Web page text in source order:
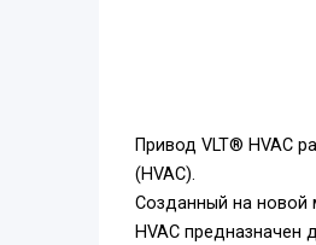
Привод VLT® HVAC
(HVAC).
Созданный на новой
HVAC предназначен